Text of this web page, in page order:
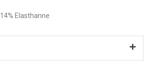
Elasthanne